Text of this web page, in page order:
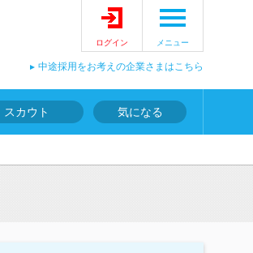
ログイン メニュー
中途採用をお考えの企業さまはこちら
スカウト 気になる